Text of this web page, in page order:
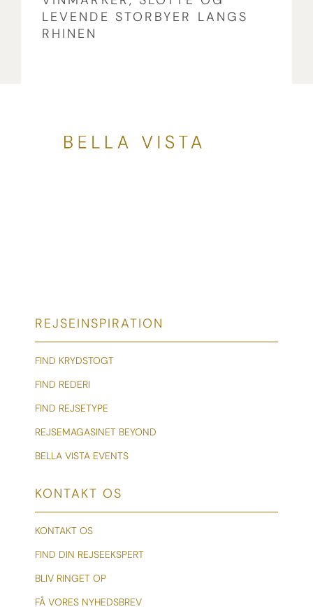
LEVENDE STORBYER LANGS
RHINEN
REJSEINSPIRATION
FIND KRYDSTOGT
FIND REDERI
FIND REJSETYPE
REJSEMAGASINET BEYOND
BELLA VISTA EVENTS
KONTAKT OS
KONTAKT OS
FIND DIN REJSEEKSPERT
BLIV RINGET OP
FÅ VORES NYHEDSBREV